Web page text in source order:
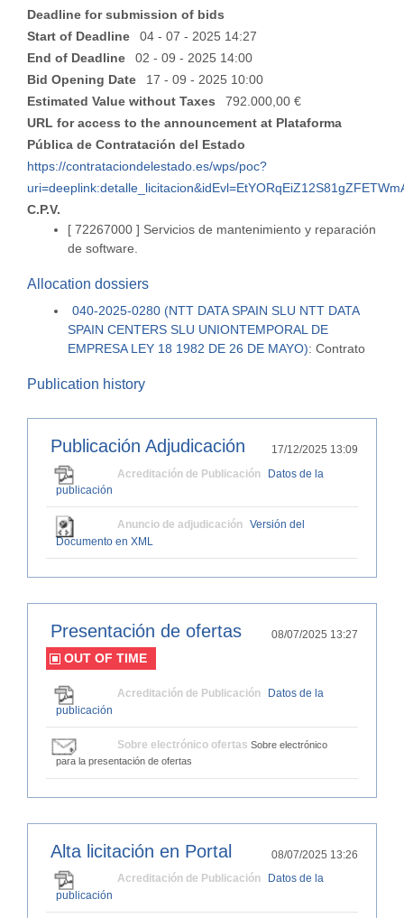
Deadline for submission of bids
Start of Deadline
04 - 07 - 2025 14:27
End of Deadline
02 - 09 - 2025 14:00
Bid Opening Date
17 - 09 - 2025 10:00
Estimated Value without Taxes
792.000,00 €
URL for access to the announcement at Plataforma
Pública de Contratación del Estado
https://contrataciondelestado.es/wps/poc?
C.P.V.
[ 72267000 ] Servicios de mantenimiento y reparación
de software.
Allocation dossiers
040-2025-0280 (NTT DATA SPAIN SLU NTT DATA
SPAIN CENTERS SLU UNIONTEMPORAL DE
EMPRESA LEY 18 1982 DE 26 DE MAYO): Contrato
Publication history
17/12/2025 13:09
Publicación Adjudicación
Acreditación de Publicación Datos de la
publicación
Anuncio de adjudicación Versión del
Documento en XML
08/07/2025 13:27
Presentación de ofertas
OUT OF TIME
Acreditación de Publicación Datos de la
publicación
Sobre electrónico ofertas Sobre electrónico
para la presentación de ofertas
08/07/2025 13:26
Alta licitación en Portal
Acreditación de Publicación Datos de la
publicación